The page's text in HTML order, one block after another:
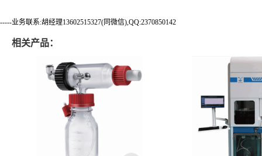
-----业务联系:胡经理13602515327(同微信),QQ:2370850142
相关产品：